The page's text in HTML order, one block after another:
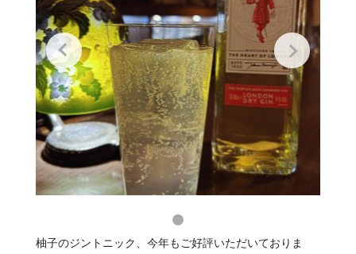
柚子のジントニック、今年もご好評いただいておりま